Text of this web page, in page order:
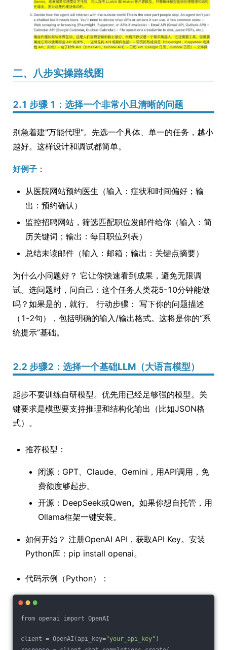
二、八步实操路线图
2.1 步骤 1：选择一个非常小且清晰的问题
别急着建"万能代理"。先选一个具体、单一的任务，越小
越好。这样设计和调试都简单。
好例子 ：
从医院网站预约医生（输入：症状和时间偏好；输
出：预约确认）
监控招聘网站，筛选匹配职位发邮件给你（输入：简
历关键词；输出：每日职位列表）
总结未读邮件（输入：邮箱；输出：关键点摘要）
为什么小问题好？ 它让你快速看到成果，避免无限调
试。选问题时，问自己：这个任务人类花5-10分钟能做
吗？如果是的，就行。 行动步骤： 写下你的问题描述
（1-2句），包括明确的输入/输出格式。这将是你的“系
统提示”基础。
2.2 步骤2：选择一个基础LLM（大语言模型）
起步不要训练自研模型。优先用已经足够强的模型。关
键要求是模型要支持推理和结构化输出（比如JSON格
式）。
推荐模型：
闭源：GPT、Claude、Gemini，用API调用，免
费额度够起步。
开源：DeepSeek或Qwen。如果你想自托管，用
Ollama框架一键安装。
如何开始？ 注册OpenAI API，获取API Key。安装
Python库：pip install openai。
代码示例（Python）：
from openai import OpenAI
client = OpenAI(api_key="your_api_key" )